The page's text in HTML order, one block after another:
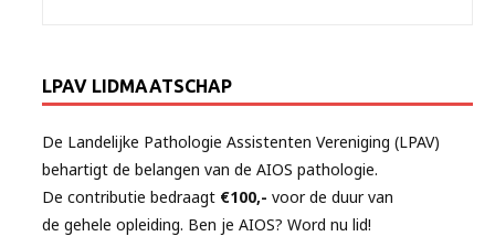
LPAV LIDMAATSCHAP
De Landelijke Pathologie Assistenten Vereniging (LPAV)
behartigt de belangen van de AIOS pathologie.
De contributie bedraagt €100,- voor de duur van
de gehele opleiding. Ben je AIOS? Word nu lid!